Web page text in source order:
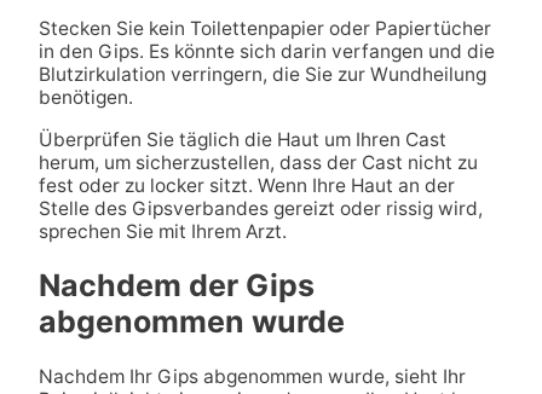
Stecken Sie kein Toilettenpapier oder Papiertücher
in den Gips. Es könnte sich darin verfangen und die
Blutzirkulation verringern, die Sie zur Wundheilung
benötigen.
Überprüfen Sie täglich die Haut um Ihren Cast
herum, um sicherzustellen, dass der Cast nicht zu
fest oder zu locker sitzt. Wenn Ihre Haut an der
Stelle des Gipsverbandes gereizt oder rissig wird,
sprechen Sie mit Ihrem Arzt.
Nachdem der Gips
abgenommen wurde
Nachdem Ihr Gips abgenommen wurde, sieht Ihr